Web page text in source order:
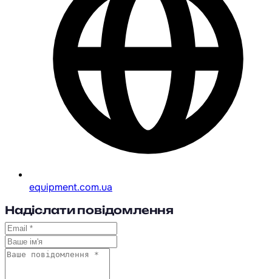
equipment.com.ua
Надіслати повідомлення